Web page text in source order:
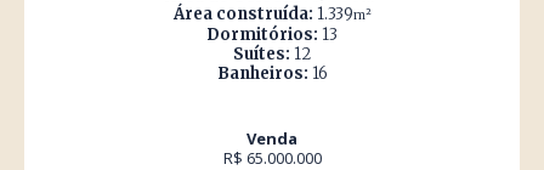
Área construída: 1.339m²
Dormitórios: 13
Suítes: 12
Banheiros: 16
Venda
R$ 65.000.000